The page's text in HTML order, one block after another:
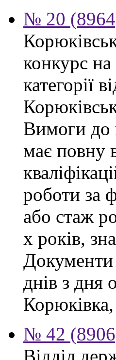
№ 20
конкурс на
категорії
Вимоги до
має повну
роботи за
або стаж
х років,
Документи
днів з дня
№ 42
Відділ